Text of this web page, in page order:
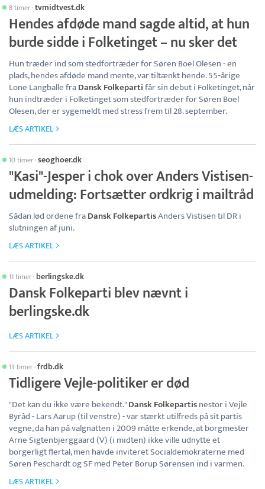
8 timer·tvmidtvest.dk
Hendes afdøde mand sagde altid, at hun
burde sidde i Folketinget – nu sker det
Hun træder ind som stedfortræder for Søren Boel Olesen - en
plads, hendes afdøde mand mente, var tiltænkt hende. 55‑årige
Lone Langballe fraDansk Folkepartifår sin debut i Folketinget, når
hun indtræder i Folketinget som stedfortræder for Søren Boel
Olesen, der er sygemeldt med stress frem til 28. september.
LÆS ARTIKEL
10 timer·seoghoer.dk
"Kasi"-Jesper i chok over Anders Vistisen-
udmelding: Fortsætter ordkrig i mailtråd
Sådan lød ordene fraDansk FolkepartisAnders Vistisen til DR i
slutningen af juni.
LÆS ARTIKEL
11 timer· berlingske.dk
Dansk Folkeparti blev nævnt i
berlingske.dk
LÆS ARTIKEL
13 timer·frdb.dk
Tidligere Vejle-politiker er død
"Det kan du ikke være bekendt."Dansk Folkepartisnestor i Vejle
Byråd - Lars Aarup (til venstre) - var stærkt utilfreds på sit partis
vegne, da han på valgnatten i 2009 måtte erkende, at borgmester
Arne Sigtenbjerggaard (V) (i midten) ikke ville udnytte et
borgerligt flertal, men havde inviteret Socialdemokraterne med
Søren Peschardt og SF med Peter Borup Sørensen ind i varmen.
LÆS ARTIKEL